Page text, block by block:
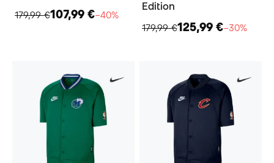
179,99 €107,99 €−40%
Edition
179,99 €125,99 €−30%